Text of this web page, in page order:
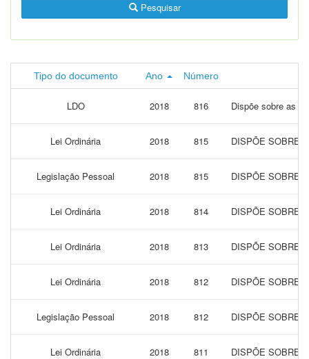
Pesquisar
Tipo do documento Ano Número
LDO 2018 816 Dispõe sobre as
Lei Ordinária 2018 815 DISPÕE SOBRE
Legislação Pessoal 2018 815 DISPÕE SOBRE
Lei Ordinária 2018 814 DISPÕE SOBRE
Lei Ordinária 2018 813 DISPÕE SOBRE
Lei Ordinária 2018 812 DISPÕE SOBRE
Legislação Pessoal 2018 812 DISPÕE SOBRE
Lei Ordinária 2018 811 DISPÕE SOBRE